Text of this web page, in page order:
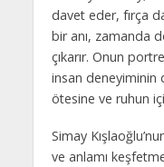
davet eder, fırça
bir anı, zamanda
çıkarır. Onun
insan deneyiminin
ötesine ve ruhun
Simay
ve anlamı